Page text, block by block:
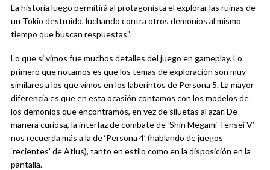
La historia luego permitirá al protagonista el explorar las ruinas de
un Tokio destruido, luchando contra otros demonios al mismo
tiempo que buscan respuestas”.
Lo que si vimos fue muchos detalles del juego en gameplay. Lo
primero que notamos es que los temas de exploración son muy
similares a los que vimos en los laberintos de Persona 5. La mayor
diferencia es que en esta ocasión contamos con los modelos de
los demonios que encontramos, en vez de siluetas al azar. De
manera curiosa, la interfaz de combate de ‘Shin Megami Tensei V’
nos recuerda más a la de ‘Persona 4’ (hablando de juegos
‘recientes’ de Atlus), tanto en estilo como en la disposición en la
pantalla.